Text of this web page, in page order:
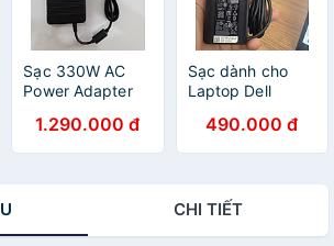
Sạc 330W AC
Power Adapter
G7 7500 G16
7630 G15 5530
1.290.000 đ
Sạc dành cho
Laptop Dell
7290 7480 Type-
C 65W hàng
490.000 đ
CHI TIẾT